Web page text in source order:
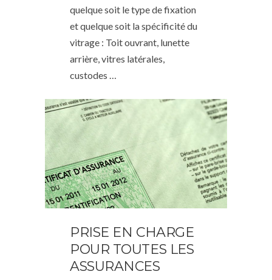
quelque soit le type de fixation
et quelque soit la spécificité du
vitrage : Toit ouvrant, lunette
arrière, vitres latérales,
custodes …
PRISE EN CHARGE
POUR TOUTES LES
ASSURANCES